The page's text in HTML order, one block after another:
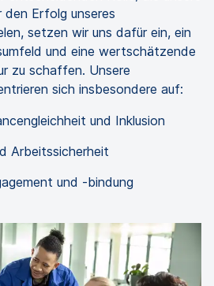
Erfolg unseres
setzen wir uns dafür ein, ein
und eine wertschätzende
zu schaffen. Unsere
sich insbesondere auf:
und Inklusion
Arbeitssicherheit
und -bindung